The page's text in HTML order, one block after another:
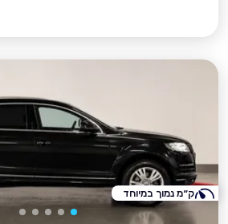
ק״מ נמוך במיוחד